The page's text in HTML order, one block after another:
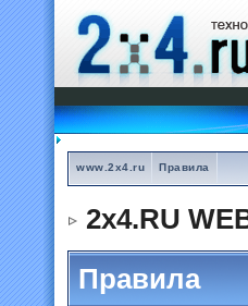
www.2x4.ru Правила
2x4.RU
Правила